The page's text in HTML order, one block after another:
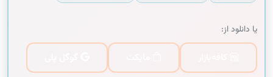
یا دانلود از: